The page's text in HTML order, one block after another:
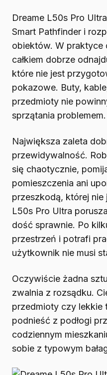
Dreame L50s Pro
Smart Pathfinder i
obiektów. W praktyce
całkiem dobrze
które nie jest
pokazowe. Buty,
przedmioty nie
sprzątania problemem.
Największa zaleta
przewidywalność.
się chaotycznie,
pomieszczenia ani
przeszkodą, której
L50s Pro Ultra
dość sprawnie. Po
przestrzeń i potrafi
użytkownik nie musi
Oczywiście żadna
zwalnia z rozsądku.
przedmioty czy lekkie
podnieść z podłogi
codziennym
sobie z typowym